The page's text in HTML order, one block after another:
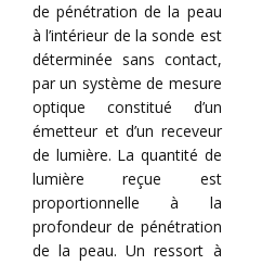
de pénétration de la peau
à l’intérieur de la sonde est
déterminée sans contact,
par un système de mesure
optique constitué d’un
émetteur et d’un receveur
de lumière. La quantité de
lumière reçue est
proportionnelle à la
profondeur de pénétration
de la peau. Un ressort à